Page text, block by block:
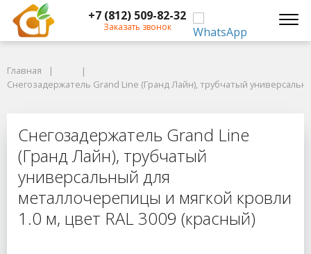
+7 (812) 509-82-32
Заказать звонок
Снегозадержатель Grand Line (Гранд Лайн), трубчатый
Снегозадержатель Grand Line
Главная
Снегозадержатель Grand Line (Гранд Лайн), трубчатый
Снегозадержатель Grand Line
(Гранд Лайн), трубчатый
универсальный для
металлочерепицы и мягкой кровли
1.0 м, цвет RAL 3009 (красный)